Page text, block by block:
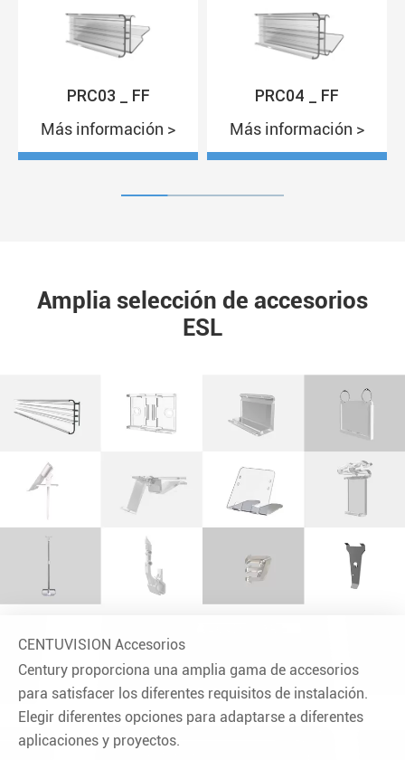
PRC03 _ FF
Más información >
PRC04 _ FF
Más información >
Amplia selección de accesorios
ESL
CENTUVISION Accesorios
Century proporciona una amplia gama de accesorios
para satisfacer los diferentes requisitos de instalación.
Elegir diferentes opciones para adaptarse a diferentes
aplicaciones y proyectos.